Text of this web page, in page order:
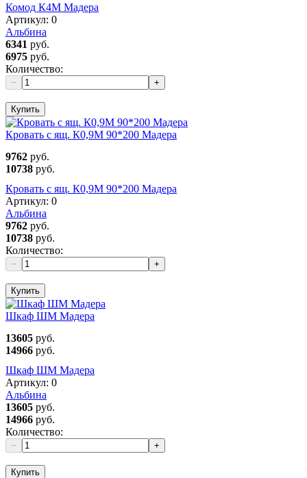
Комод К4М Мадера
Артикул: 0
Альбина
6341 руб.
6975 руб.
Количество:
− +
Купить
Кровать с ящ. К0,9М 90*200 Мадера
9762 руб.
10738 руб.
Кровать с ящ. К0,9М 90*200 Мадера
Артикул: 0
Альбина
9762 руб.
10738 руб.
Количество:
− +
Купить
Шкаф ШМ Мадера
13605 руб.
14966 руб.
Шкаф ШМ Мадера
Артикул: 0
Альбина
13605 руб.
14966 руб.
Количество:
− +
Купить